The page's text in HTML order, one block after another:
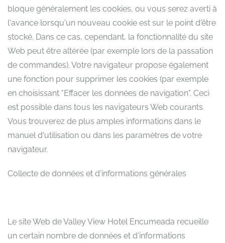
bloque généralement les cookies, ou vous serez averti à
l'avance lorsqu'un nouveau cookie est sur le point d'être
stocké. Dans ce cas, cependant, la fonctionnalité du site
Web peut être altérée (par exemple lors de la passation
de commandes). Votre navigateur propose également
une fonction pour supprimer les cookies (par exemple
en choisissant "Effacer les données de navigation". Ceci
est possible dans tous les navigateurs Web courants.
Vous trouverez de plus amples informations dans le
manuel d'utilisation ou dans les paramètres de votre
navigateur.
Collecte de données et d'informations générales
Le site Web de Valley View Hotel Encumeada recueille
un certain nombre de données et d'informations